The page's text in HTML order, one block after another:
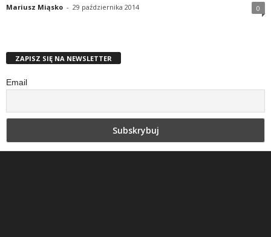
Mariusz Miąsko - 29 października 2014 0
ZAPISZ SIĘ NA NEWSLETTER
Email